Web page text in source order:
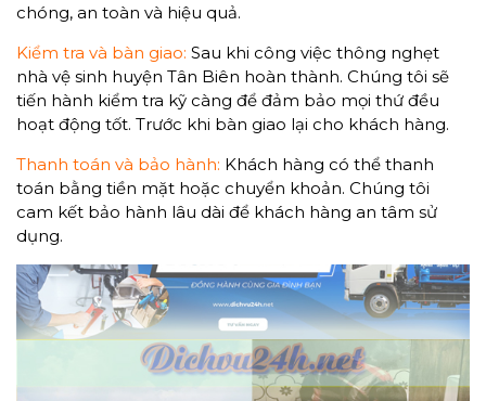
chóng, an toàn và hiệu quả.
Kiểm tra và bàn giao: Sau khi công việc thông nghẹt
nhà vệ sinh huyện Tân Biên hoàn thành. Chúng tôi sẽ
tiến hành kiểm tra kỹ càng để đảm bảo mọi thứ đều
hoạt động tốt. Trước khi bàn giao lại cho khách hàng.
Thanh toán và bảo hành: Khách hàng có thể thanh
toán bằng tiền mặt hoặc chuyển khoản. Chúng tôi
cam kết bảo hành lâu dài để khách hàng an tâm sử
dụng.